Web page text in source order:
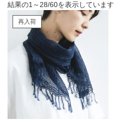
結果の1～28/60を表示しています
再入荷